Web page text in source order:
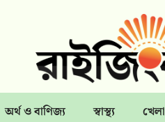
অর্থ ও বাণিজ্য স্বাস্থ্য খেলা